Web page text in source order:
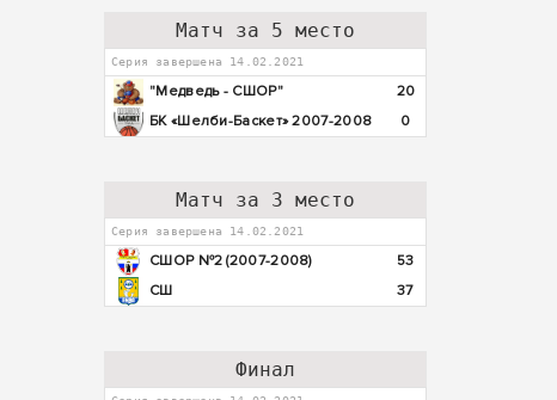
Матч за 5 место
Серия завершена 14.02.2021
"Медведь - СШОР"
20
БК «Шелби-Баскет» 2007-2008
0
Матч за 3 место
Серия завершена 14.02.2021
СШОР №2 (2007-2008)
53
СШ
37
Финал